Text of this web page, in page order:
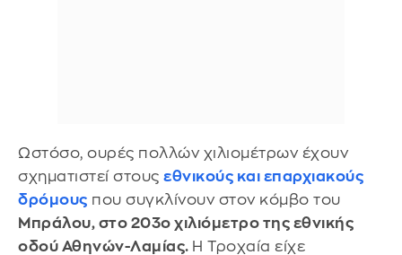
Ωστόσο, ουρές πολλών χιλιομέτρων έχουν
σχηματιστεί στους εθνικούς και επαρχιακούς
δρόμους που συγκλίνουν στον κόμβο του
Μπράλου, στο 203ο χιλιόμετρο της εθνικής
οδού Αθηνών-Λαμίας. Η Τροχαία είχε